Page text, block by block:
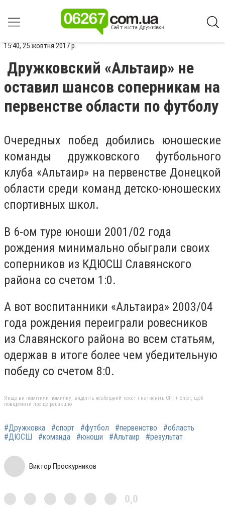
15:40, 25 жовтня 2017 р.
Дружковский «Альтаир» не
оставил шансов соперникам на
первенстве области по футболу
Очередных побед добились юношеские
команды дружковского футбольного
клуба «Альтаир» на первенстве Донецкой
области среди команд детско-юношеских
спортивных школ.
В 6-ом туре юноши 2001/02 года
рождения минимально обыграли своих
соперников из КДЮСШ Славянского
района со счетом 1:0.
А вот воспитанники «Альтаира» 2003/04
года рождения переиграли ровесников
из Славянского района во всем статьям,
одержав в итоге более чем убедительную
победу со счетом 8:0.
Якщо ви помітили помилку, виділіть необхідний текст і натисніть Ctrl + Enter, щоб
повідомити про це редакцію
#Дружковка #спорт #футбол #первенство
#область
#ДЮСШ
#команда #юноши #Альтаир #результат
Виктор Проскурников
0,0